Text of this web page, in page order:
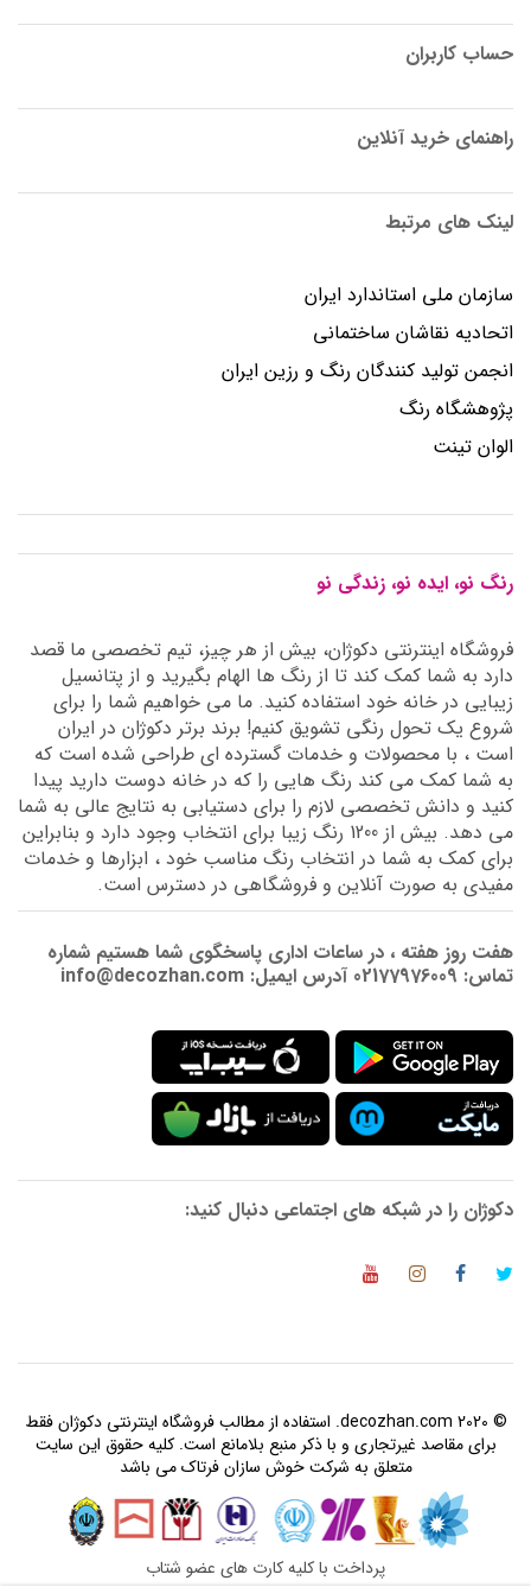
حساب کاربران
راهنمای خرید آنلاین
لینک های مرتبط
سازمان ملی استاندارد ایران
اتحادیه نقاشان ساختمانی
انجمن توليد كنندگان رنگ و رزين ايران
پژوهشگاه رنگ
الوان تینت
رنگ نو، ایده نو، زندگی نو
فروشگاه اینترنتی دکوژان، بیش از هر چیز، تیم تخصصی ما قصد
دارد به شما کمک کند تا از رنگ ها الهام بگیرید و از پتانسیل
زیبایی در خانه خود استفاده کنید. ما می خواهیم شما را برای
شروع یک تحول رنگی تشویق کنیم! برند برتر دکوژان در ایران
است ، با محصولات و خدمات گسترده ای طراحی شده است که
به شما کمک می کند رنگ هایی را که در خانه دوست دارید پیدا
کنید و دانش تخصصی لازم را برای دستیابی به نتایج عالی به شما
می دهد. بیش از 1200 رنگ زیبا برای انتخاب وجود دارد و بنابراین
برای کمک به شما در انتخاب رنگ مناسب خود ، ابزارها و خدمات
مفیدی به صورت آنلاین و فروشگاهی در دسترس است.
هفت روز هفته ، در ساعات اداری پاسخگوی شما هستیم شماره
تماس: 02177976009 آدرس ایمیل: info@decozhan.com
دکوژان را در شبکه های اجتماعی دنبال کنید:
© 2020 decozhan.com. استفاده از مطالب فروشگاه اینترنتی دکوژان فقط
برای مقاصد غیرتجاری و با ذکر منبع بلامانع است. کلیه حقوق این سایت
متعلق به شرکت خوش سازان فرتاک می باشد
پرداخت با کلیه کارت های عضو شتاب